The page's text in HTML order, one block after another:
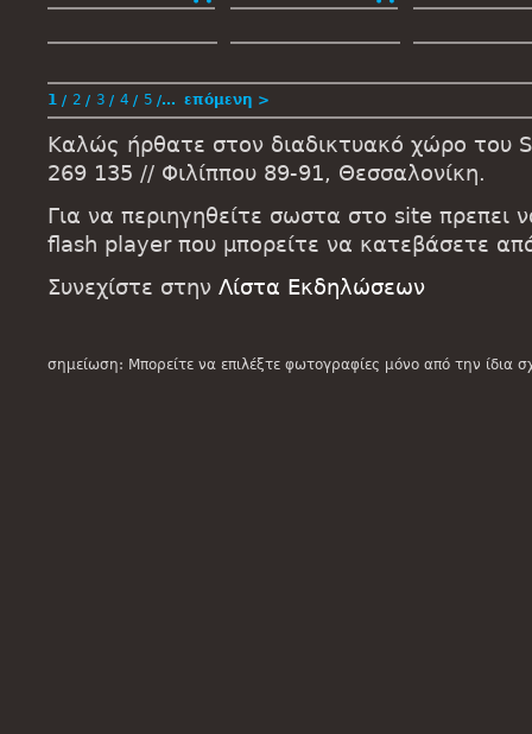
1 2 3 4 5 … επόμενη >
Καλώς ήρθατε στον διαδικτυακό χώρο του
269 135 // Φιλίππου 89-91, Θεσσαλονίκη.
Για να περιηγηθείτε σωστα στο site πρεπει
flash player που μπορείτε να κατεβάσετε
Συνεχίστε στην Λίστα Εκδηλώσεων
σημείωση: Μπορείτε να επιλέξτε φωτογραφίες μόνο από την ίδια